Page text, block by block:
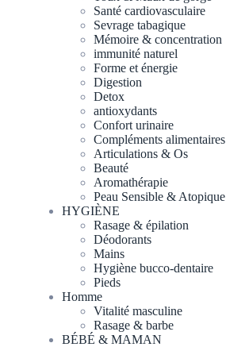
Santé cardiovasculaire
Sevrage tabagique
Mémoire & concentration
immunité naturel
Forme et énergie
Digestion
Detox
antioxydants
Confort urinaire
Compléments alimentaires
Articulations & Os
Beauté
Aromathérapie
Peau Sensible & Atopique
HYGIÈNE
Rasage & épilation
Déodorants
Mains
Hygiène bucco-dentaire
Pieds
Homme
Vitalité masculine
Rasage & barbe
BÉBÉ & MAMAN